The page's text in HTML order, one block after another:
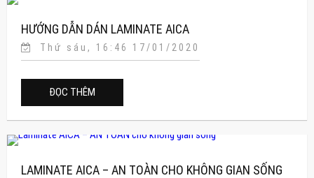
HƯỚNG DẪN DÁN LAMINATE AICA
Thứ sáu, 16:46 17/01/2020
ĐỌC THÊM
LAMINATE AICA – AN TOÀN CHO KHÔNG GIAN SỐNG